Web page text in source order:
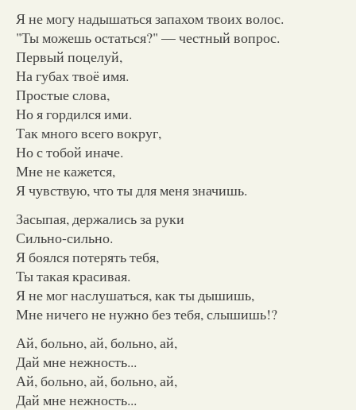
Я не могу надышаться запахом твоих волос.
"Ты можешь остаться?" — честный вопрос.
Первый поцелуй,
На губах твоё имя.
Простые слова,
Но я гордился ими.
Так много всего вокруг,
Но с тобой иначе.
Мне не кажется,
Я чувствую, что ты для меня значишь.
Засыпая, держались за руки
Сильно-сильно.
Я боялся потерять тебя,
Ты такая красивая.
Я не мог наслушаться, как ты дышишь,
Мне ничего не нужно без тебя, слышишь!?
Ай, больно, ай, больно, ай,
Дай мне нежность...
Ай, больно, ай, больно, ай,
Дай мне нежность...